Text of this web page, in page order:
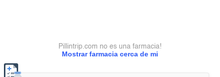
Mostrar farmacia cerca de mi
Pillintrip.com no es una farmacia!